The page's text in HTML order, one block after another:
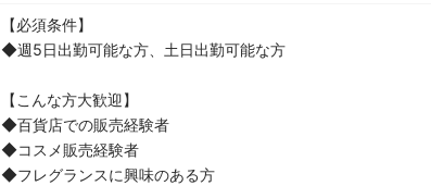
【必須条件】
◆週5日出勤可能な方、土日出勤可能な方
【こんな方大歓迎】
◆百貨店での販売経験者
◆コスメ販売経験者
◆フレグランスに興味のある方